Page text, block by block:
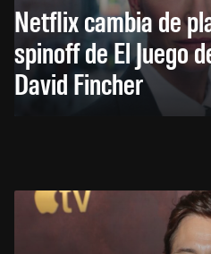
Netflix cambia de
spinoff de El Juego
David Fincher